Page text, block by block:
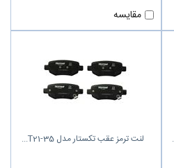
مقایسه
لنت ترمز عقب تکستار مدل T21-35